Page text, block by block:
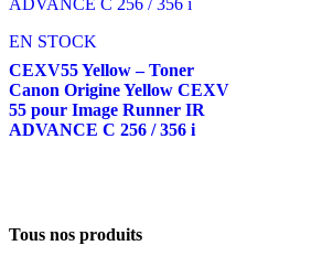
EN STOCK
CEXV55 Yellow – Toner
Canon Origine Yellow CEXV
55 pour Image Runner IR
ADVANCE C 256 / 356 i
Tous nos produits